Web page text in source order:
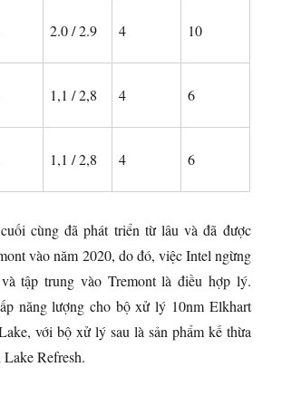
2.0 / 2.9 4 10
1,1 / 2,8 4 6
1,1 / 2,8 4 6
cùng đã phát triển từ lâu và đã được
vào năm 2020, do đó, việc Intel ngừng
tập trung vào Tremont là điều hợp lý.
năng lượng cho bộ xử lý 10nm Elkhart
với bộ xử lý sau là sản phẩm kế thừa
Refresh.